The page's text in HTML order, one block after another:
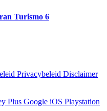
Turismo 6
Privacybeleid Disclaimer
Plus Google iOS Playstation